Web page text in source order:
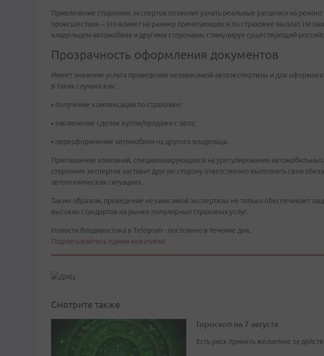
Привлечение сторонних экспертов позволит узнать реальные расценки на
происшествия – это влияет на размер причитающихся по страховке выплат.
владельцем автомобиля и другими сторонами, стимулируя существующий
Прозрачность оформления документов
Имеет значение услуга проведения независимой автоэкспертизы и для
в таких случаях как:
▪ получение компенсации по страховке;
▪ заключение сделок купли/продажи с авто;
▪ переоформление автомобиля на другого владельца.
Приглашение компаний, специализирующихся на урегулировании
сторонних экспертов заставит другую сторону ответственно выполнять свои
автотехнических ситуациях.
Таким образом, проведение независимой экспертизы не только обеспечивает
высоких стандартов на рынке популярных страховых услуг.
Новости Владивостока в Telegram - постоянно в течение дня.
Подписывайтесь одним нажатием!
Смотрите также
Гороскоп на 7 августа
Есть риск принять желаемое за